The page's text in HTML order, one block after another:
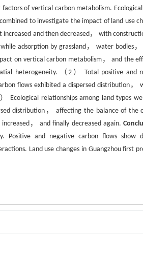
of vertical carbon metabolism. Ecological
to investigate the impact of land use
increased and then decreased， with
adsorption by grassland， water bodies
on vertical carbon metabolism， and the
heterogeneity. （2） Total positive and
flows exhibited a dispersed distribution，
relationships among land types
distribution， affecting the balance of the
， and finally decreased again.
Positive and negative carbon flows show
Land use changes in Guangzhou first